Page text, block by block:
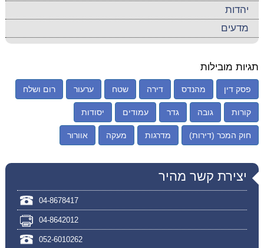
יהדות
מדעים
תגיות מובילות
פסק דין מהנדס דירה שטח ערעור רום ושלח
קורות גובה גדר עמודים יסודות
חוק המכר (דירות) מדרגות מעקה אוורור
יצירת קשר מהיר
04-8678417
04-8642012
052-6010262